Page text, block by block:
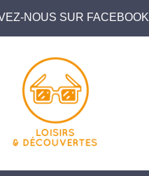
NOUS SUR FACEBOOK